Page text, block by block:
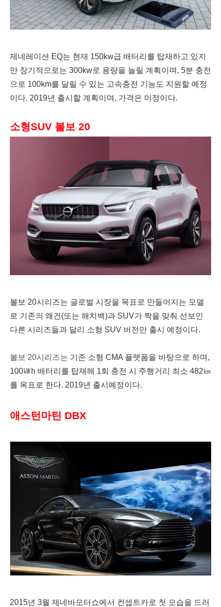
제네레이션 EQ는 현재 150kw급 배터리를 탑재하고 있지
만 장기적으로는 300kw로 용량을 늘릴 계획이며, 5분 충전
으 로 100km를 달릴 수 있는 고속충전 기능 도 지원할 예정
이다. 2019년 출시할 계획이며, 가격은 미정이다.
소형SUV 볼보 20
볼보 20시리즈는 글로벌 시장을 목표로 만들어지는 모델
로 기존의 왜건(또는 해치백)과 SUV가 짝을 맞춰 선보인
다른 시리즈들과 달리 소형 SUV 버전만 출시 예정이다.
볼보 20시리즈는 기존 소형 CMA 플랫폼을 바탕으로 하며,
100㎾h 배터리를 탑재해 1회 충전 시 주행거리 최소 482㎞
를 목표로 한다. 2019년 출시예정이다.
애스턴마틴 DBX
2015년 3월 제네바모터쇼에서 컨셉트카로 첫 모습을 드러